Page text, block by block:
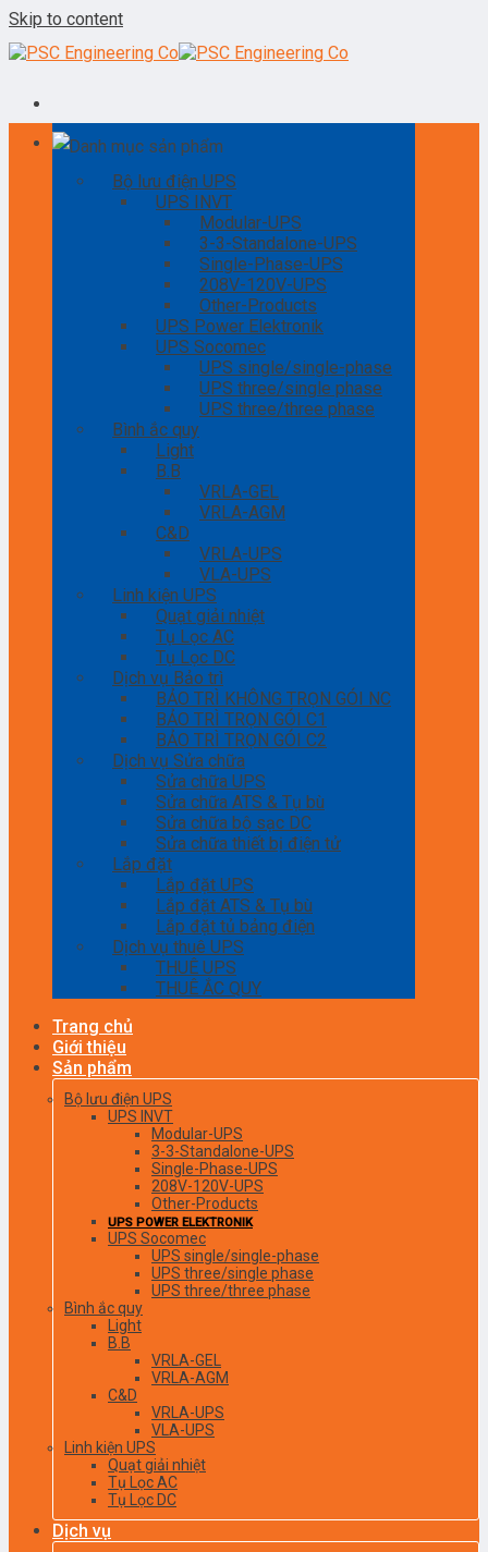
Skip to content
Danh mục sản phẩm
Bộ lưu điện UPS
UPS INVT
Modular-UPS
3-3-Standalone-UPS
Single-Phase-UPS
208V-120V-UPS
Other-Products
UPS Power Elektronik
UPS Socomec
UPS single/single-phase
UPS three/single phase
UPS three/three phase
Bình ắc quy
Light
B.B
VRLA-GEL
VRLA-AGM
C&D
VRLA-UPS
VLA-UPS
Linh kiện UPS
Quạt giải nhiệt
Tụ Lọc AC
Tụ Lọc DC
Dịch vụ Bảo trì
BẢO TRÌ KHÔNG TRỌN GÓI NC
BẢO TRÌ TRỌN GÓI C1
BẢO TRÌ TRỌN GÓI C2
Dịch vụ Sửa chữa
Sửa chữa UPS
Sửa chữa ATS & Tụ bù
Sửa chữa bộ sạc DC
Sửa chữa thiết bị điện tử
Lắp đặt
Lắp đặt UPS
Lắp đặt ATS & Tụ bù
Lắp đặt tủ bảng điện
Dịch vụ thuê UPS
THUÊ UPS
THUÊ ẮC QUY
Trang chủ
Giới thiệu
Sản phẩm
Bộ lưu điện UPS
UPS INVT
Modular-UPS
3-3-Standalone-UPS
Single-Phase-UPS
208V-120V-UPS
Other-Products
UPS POWER ELEKTRONIK
UPS Socomec
UPS single/single-phase
UPS three/single phase
UPS three/three phase
Bình ắc quy
Light
B.B
VRLA-GEL
VRLA-AGM
C&D
VRLA-UPS
VLA-UPS
Linh kiện UPS
Quạt giải nhiệt
Tụ Lọc AC
Tụ Lọc DC
Dịch vụ